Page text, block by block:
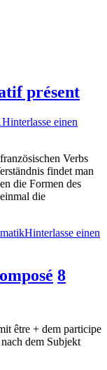
présent
Hinterlasse einen
Verbs
findet man
die Formen des
die
Hinterlasse einen
8
être + dem participe
dem Subjekt